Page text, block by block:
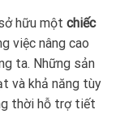
hữu một chiếc
việc nâng cao
ta. Những sản
và khả năng tùy
thời hỗ trợ tiết